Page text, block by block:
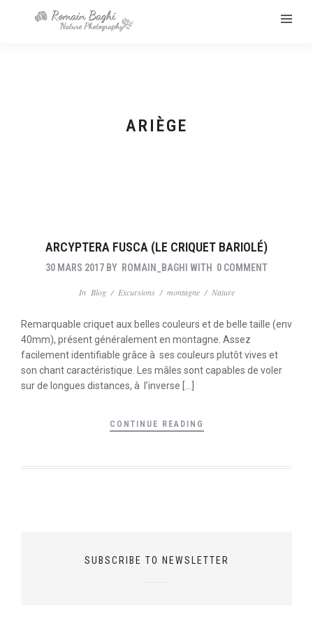
ARIÈGE
ARCYPTERA FUSCA (LE CRIQUET BARIOLÉ)
30 MARS 2017 BY ROMAIN_BAGHI WITH 0 COMMENT
In Blog/ Excursions/ montagne/ Nature
Remarquable criquet aux belles couleurs et de belle taille (env
40mm), présent généralement en montagne. Assez
facilement identifiable grâce à ses couleurs plutôt vives et
son chant caractéristique. Les mâles sont capables de voler
sur de longues distances, à l’inverse […]
CONTINUE READING
SUBSCRIBE TO NEWSLETTER